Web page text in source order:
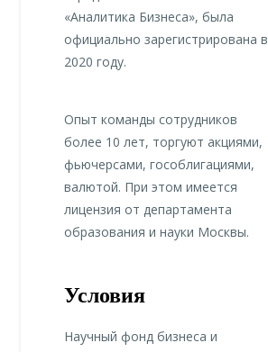
«Аналитика Бизнеса», была
официально зарегистрирована в
2020 году.
Опыт команды сотрудников
более 10 лет, торгуют акциями,
фьючерсами, гособлигациями,
валютой. При этом имеется
лицензия от департамента
образования и науки Москвы.
Условия
Научный фонд бизнеса и